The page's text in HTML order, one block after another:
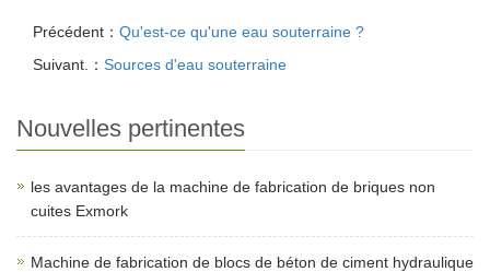
Précédent： Qu'est-ce qu'une eau souterraine ?
Suivant.： Sources d'eau souterraine
Nouvelles pertinentes
les avantages de la machine de fabrication de briques non
cuites Exmork
Machine de fabrication de blocs de béton de ciment hydraulique